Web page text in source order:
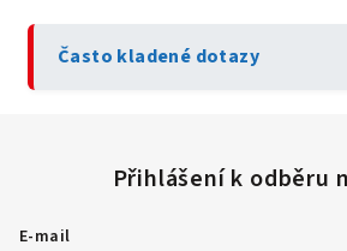
Často kladené dotazy
E-mail